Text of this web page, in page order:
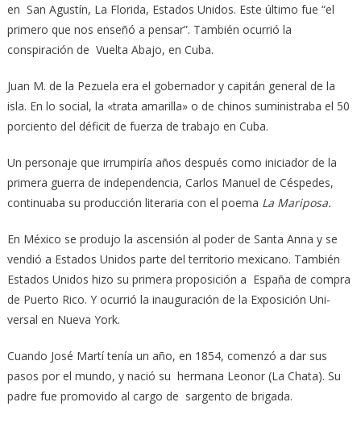
en San Agustín, La Florida, Estados Unidos. Este último fue “el
primero que nos enseñó a pensar”. También ocurrió la
conspiración de Vuelta Abajo, en Cuba.
Juan M. de la Pezuela era el gobernador y capitán general de la
isla. En lo social, la «trata amarilla» o de chinos suministraba el 50
porciento del déficit de fuer­za de trabajo en Cuba.
Un personaje que irrumpiría años después como iniciador de la
primera guerra de independencia, Carlos Manuel de Céspedes,
continuaba su producción literaria con el poema La Mariposa.
En México se produjo la ascensión al poder de Santa Anna y se
vendió a Estados Unidos parte del territorio mexicano. También
Estados Unidos hizo su primera proposición a España de compra
de Puerto Rico. Y ocurrió la inauguración de la Exposición Uni­
versal en Nueva York.
Cuando José Martí tenía un año, en 1854, comenzó a dar sus
pasos por el mundo, y nació su hermana Leonor (La Chata). Su
padre fue promovido al cargo de sargento de brigada.